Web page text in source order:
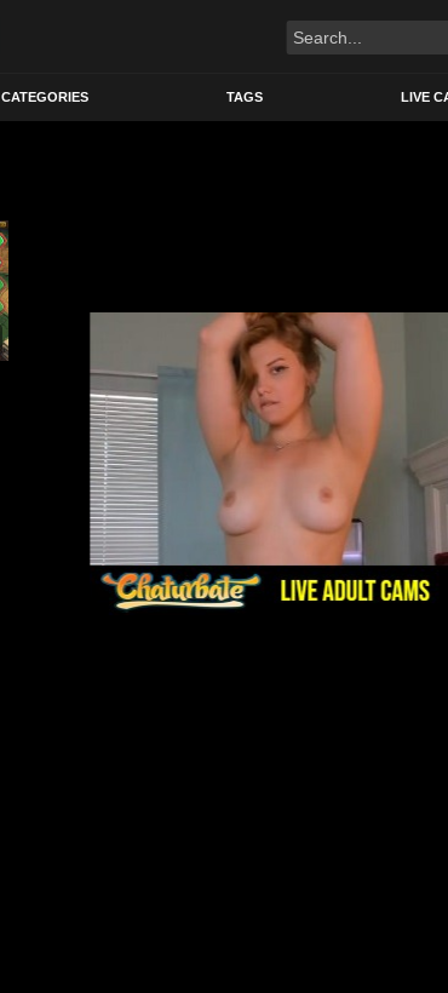
CATEGORIES TAGS LIVE